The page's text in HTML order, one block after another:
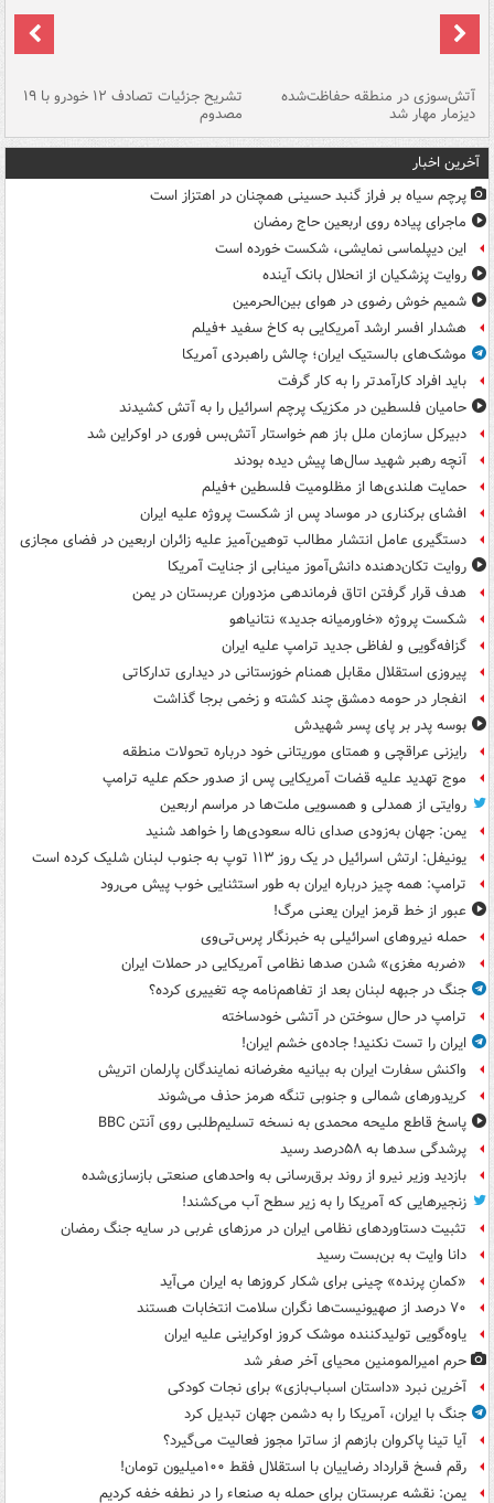
آتش‌سوزی در منطقه حفاظت‌شده
دیزمار مهار شد
تشریح جزئیات تصادف ۱۲ خودرو با ۱۹
مصدوم
آخرین اخبار
پرچم سیاه بر فراز گنبد حسینی همچنان در اهتزاز است
ماجرای پیاده روی اربعین حاج رمضان
این دیپلماسی نمایشی، شکست خورده است
روایت پزشکیان از انحلال بانک آینده
شمیم خوش رضوی در هوای بین‌الحرمین
هشدار افسر ارشد آمریکایی به کاخ سفید +فیلم
موشک‌های بالستیک ایران؛ چالش راهبردی آمریکا
باید افراد کارآمدتر را به کار گرفت
حامیان فلسطین در مکزیک پرچم اسرائیل را به آتش کشیدند
دبیرکل سازمان ملل باز هم خواستار آتش‌بس فوری در اوکراین شد
آنچه رهبر شهید سال‌ها پیش دیده بودند
حمایت هلندی‌ها از مظلومیت فلسطین +فیلم
افشای برکناری در موساد پس از شکست پروژه علیه ایران
دستگیری عامل انتشار مطالب توهین‌آمیز علیه زائران اربعین در فضای مجازی
روایت تکان‌دهنده دانش‌آموز مینابی از جنایت آمریکا
هدف قرار گرفتن اتاق‌ فرماندهی مزدوران عربستان در یمن
شکست پروژه «خاورمیانه جدید» نتانیاهو
گزافه‌گویی و لفاظی جدید ترامپ علیه ایران
پیروزی استقلال مقابل همنام خوزستانی در دیداری تدارکاتی
انفجار در حومه دمشق چند کشته و زخمی برجا گذاشت
بوسه‌ پدر بر پای پسر شهیدش
رایزنی عراقچی و همتای موریتانی خود درباره تحولات منطقه
موج تهدید علیه قضات آمریکایی پس از صدور حکم علیه ترامپ
روایتی از همدلی و همسویی ملت‌ها در مراسم اربعین
یمن: جهان به‌زودی صدای ناله سعودی‌ها را خواهد شنید
یونیفل: ارتش اسرائیل در یک روز ۱۱۳ توپ به جنوب لبنان شلیک کرده است
ترامپ: همه چیز درباره ایران به طور استثنایی خوب پیش می‌رود
عبور از خط قرمز ایران یعنی مرگ!
حمله نیروهای اسرائیلی به خبرنگار پرس‌تی‌وی
«ضربه مغزی» شدن صدها نظامی آمریکایی در حملات ایران
جنگ در جبهه لبنان بعد از تفاهم‌نامه چه تغییری کرده؟
ترامپ در حال سوختن در آتشی خودساخته
ایران را تست نکنید! جاده‌ی خشم ایران!
واکنش سفارت ایران به بیانیه مغرضانه نمایندگان پارلمان اتریش
کریدورهای شمالی و جنوبی تنگه هرمز حذف می‌شوند
پاسخ قاطع ملیحه محمدی به نسخه تسلیم‌طلبی روی آنتن BBC
پرشدگی سدها به ۵۸درصد رسید
بازدید وزیر نیرو از روند برق‌رسانی به واحدهای صنعتی بازسازی‌شده
زنجیرهایی که آمریکا را به زیر سطح آب می‌کشند!
تثبیت دستاوردهای نظامی ایران در مرزهای غربی در سایه جنگ رمضان
دانا وایت به بن‌بست رسید
«کمانِ پرنده» چینی برای شکار کروزها به ایران می‌آید
۷۰ درصد از صهیونیست‌ها نگران سلامت انتخابات هستند
یاوه‌گویی تولیدکننده موشک کروز اوکراینی علیه ایران
حرم امیرالمومنین محیای آخر صفر شد
آخرین نبرد «داستان اسباب‌بازی» برای نجات کودکی
جنگ با ایران، آمریکا را به دشمن جهان تبدیل کرد
آیا تینا پاکروان بازهم از ساترا مجوز فعالیت می‌گیرد؟
رقم فسخ قرارداد رضاییان با استقلال فقط ۱۰۰میلیون تومان!
یمن: نقشه عربستان برای حمله به صنعاء را در نطفه خفه کردیم